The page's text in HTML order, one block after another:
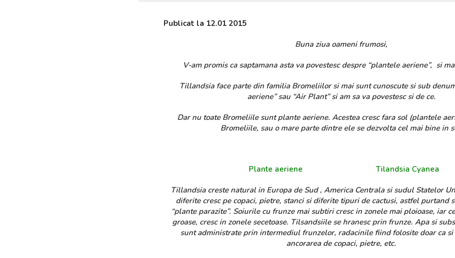
Publicat la 12.01 2015
Buna ziua oameni frumosi,
V-am promis ca saptamana asta va povestesc despre “plantele aeriene”, si
Tillandsia face parte din familia Bromeliilor si mai sunt cunoscute si sub
aeriene” sau “Air Plant” si am sa va povestesc si de ce.
Dar nu toate Bromeliile sunt plante aeriene. Acestea cresc fara sol (plantele
Bromeliile, sau o mare parte dintre ele se dezvolta cel mai bine in
Plante aeriene Tilandsia Cyanea
Tillandsia creste natural in Europa de Sud , America Centrala si sudul Statelor
diferite cresc pe copaci, pietre, stanci si diferite tipuri de cactusi, astfel purtand
“plante parazite”. Soiurile cu frunze mai subtiri cresc in zonele mai ploioase, iar
groase, cresc in zonele secetoase. Tilsandsiile se hranesc prin frunze. Apa si
sunt administrate prin intermediul frunzelor, radacinile fiind folosite doar ca
ancorarea de copaci, pietre, etc.